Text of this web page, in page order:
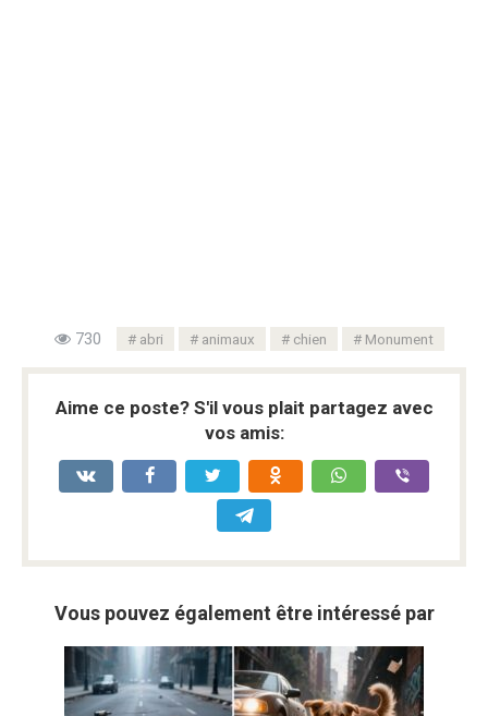
730 abri animaux chien Monument
Aime ce poste? S'il vous plait partagez avec
vos amis:
Vous pouvez également être intéressé par